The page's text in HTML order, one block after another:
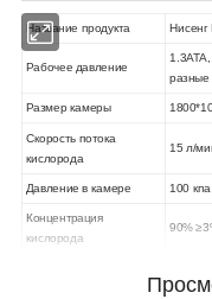
Название продукта Нисенг
Рабочее давление
Размер камеры
Скорость потока
кислорода
15 л/
Давление в камере 100
Концентрация
кислорода
90%